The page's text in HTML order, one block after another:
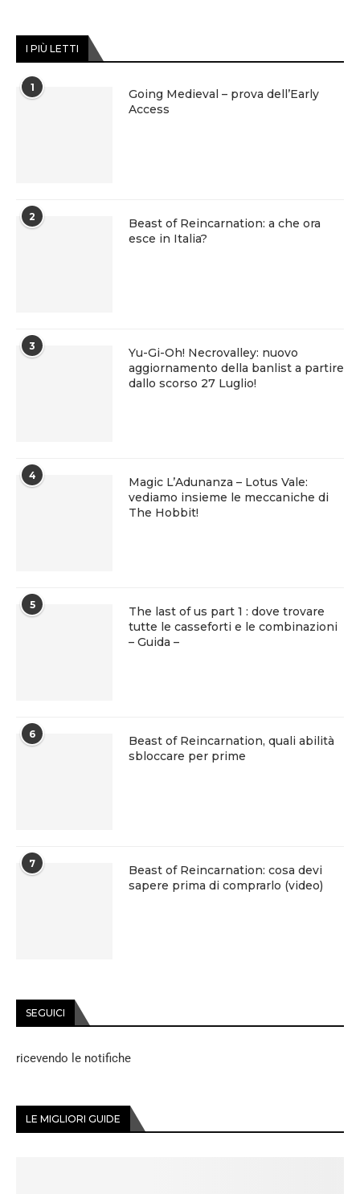
I PIÙ LETTI
1
Going Medieval – prova dell’Early
Access
2
Beast of Reincarnation: a che ora
esce in Italia?
3
Yu-Gi-Oh! Necrovalley: nuovo
aggiornamento della banlist a partire
dallo scorso 27 Luglio!
4
Magic L’Adunanza – Lotus Vale:
vediamo insieme le meccaniche di
The Hobbit!
5
The last of us part 1 : dove trovare
tutte le casseforti e le combinazioni
– Guida –
6
Beast of Reincarnation, quali abilità
sbloccare per prime
7
Beast of Reincarnation: cosa devi
sapere prima di comprarlo (video)
SEGUICI
ricevendo le notifiche
LE MIGLIORI GUIDE